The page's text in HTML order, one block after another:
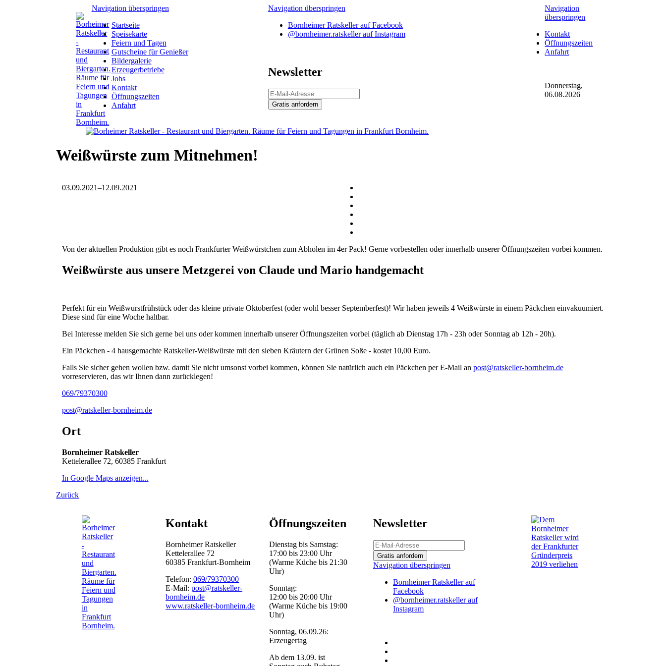
Navigation überspringen
Startseite
Speisekarte
Feiern und Tagen
Gutscheine für Genießer
Bildergalerie
Erzeugerbetriebe
Jobs
Kontakt
Öffnungszeiten
Anfahrt
Navigation überspringen
Bornheimer Ratskeller auf Facebook
@bornheimer.ratskeller auf Instagram
Newsletter
Gratis anfordern
Navigation
überspringen
Kontakt
Öffnungszeiten
Anfahrt
Donnerstag,
06.08.2026
Weißwürste zum Mitnehmen!
03.09.2021–12.09.2021
Von der aktuellen Produktion gibt es noch Frankfurter Weißwürstchen zum Abholen im 4er Pack! Gerne vorbestellen oder innerhalb unserer Öffnungszeiten vorbei kommen.
Weißwürste aus unsere Metzgerei von Claude und Mario handgemacht
Perfekt für ein Weißwurstfrühstück oder das kleine private Oktoberfest (oder wohl besser Septemberfest)! Wir haben jeweils 4 Weißwürste in einem Päckchen einvakuumiert.
Diese sind für eine Woche haltbar.
Bei Interesse melden Sie sich gerne bei uns oder kommen innerhalb unserer Öffnungszeiten vorbei (täglich ab Dienstag 17h - 23h oder Sonntag ab 12h - 20h).
Ein Päckchen - 4 hausgemachte Ratskeller-Weißwürste mit den sieben Kräutern der Grünen Soße - kostet 10,00 Euro.
Falls Sie sicher gehen wollen bzw. damit Sie nicht umsonst vorbei kommen, können Sie natürlich auch ein Päckchen per E-Mail an post@ratskeller-bornheim.de
vorreservieren, das wir Ihnen dann zurücklegen!
069/79370300
post@ratskeller-bornheim.de
Ort
Bornheimer Ratskeller
Kettelerallee 72, 60385 Frankfurt
In Google Maps anzeigen...
Zurück
Kontakt
Bornheimer Ratskeller
Kettelerallee 72
60385 Frankfurt-Bornheim
Telefon:069/79370300
E-Mail:post@ratskeller-
bornheim.de
www.ratskeller-bornheim.de
Öffnungszeiten
Dienstag bis Samstag:
17:00 bis 23:00 Uhr
(Warme Küche bis 21:30
Uhr)
Sonntag:
12:00 bis 20:00 Uhr
(Warme Küche bis 19:00
Uhr)
Sonntag, 06.09.26:
Erzeugertag
Ab dem 13.09. ist
Newsletter
Gratis anfordern
Navigation überspringen
Bornheimer Ratskeller auf
Facebook
@bornheimer.ratskeller auf
Instagram